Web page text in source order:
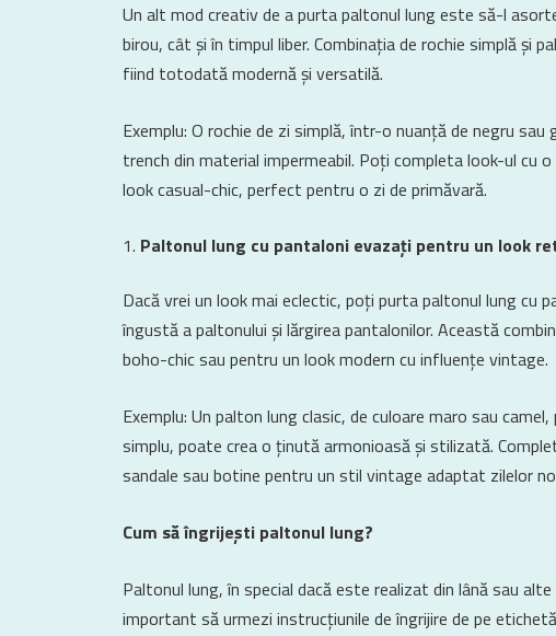
Un alt mod creativ de a purta paltonul lung este să-l
birou, cât și în timpul liber. Combinația de rochie simplă
fiind totodată modernă și versatilă.
Exemplu: O rochie de zi simplă, într-o nuanță de negru
trench din material impermeabil. Poți completa look-ul cu
look casual-chic, perfect pentru o zi de primăvară.
Paltonul lung cu pantaloni evazați pentru un look
Dacă vrei un look mai eclectic, poți purta paltonul lung cu
îngustă a paltonului și lărgirea pantalonilor. Această
boho-chic sau pentru un look modern cu influențe vintage.
Exemplu: Un palton lung clasic, de culoare maro sau
simplu, poate crea o ținută armonioasă și stilizată.
sandale sau botine pentru un stil vintage adaptat zilelor
Cum să îngrijești paltonul lung?
Paltonul lung, în special dacă este realizat din lână sau
important să urmezi instrucțiunile de îngrijire de pe